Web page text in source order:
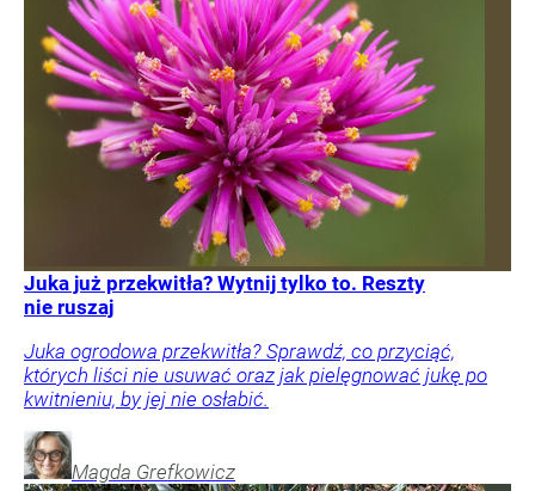
Juka już przekwitła? Wytnij tylko to. Reszty
nie ruszaj
Juka ogrodowa przekwitła? Sprawdź, co przyciąć,
których liści nie usuwać oraz jak pielęgnować jukę po
kwitnieniu, by jej nie osłabić.
Magda Grefkowicz